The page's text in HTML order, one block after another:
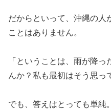
だからといって、沖縄の人
ことはありません。
「ということは、雨が降
んか？私も最初はそう思っ
でも、答えはとっても単純。